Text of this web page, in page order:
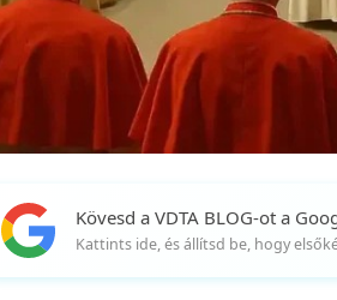
Kövesd a VDTA BLOG-ot a
Kattints ide, és állítsd be, hogy